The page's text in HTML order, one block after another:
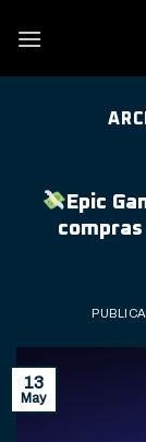
Epic
13
May